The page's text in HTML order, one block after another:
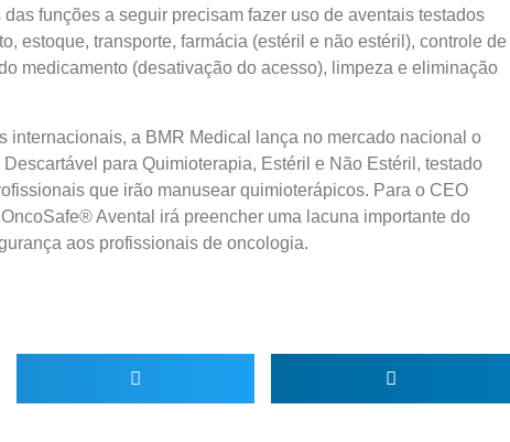
funções a seguir precisam fazer uso de aventais testados
estoque, transporte, farmácia (estéril e não estéril), controle de
medicamento (desativação do acesso), limpeza e eliminação
internacionais, a BMR Medical lança no mercado nacional o
para Quimioterapia, Estéril e Não Estéril, testado
que irão manusear quimioterápicos. Para o CEO
Avental irá preencher uma lacuna importante do
aos profissionais de oncologia.